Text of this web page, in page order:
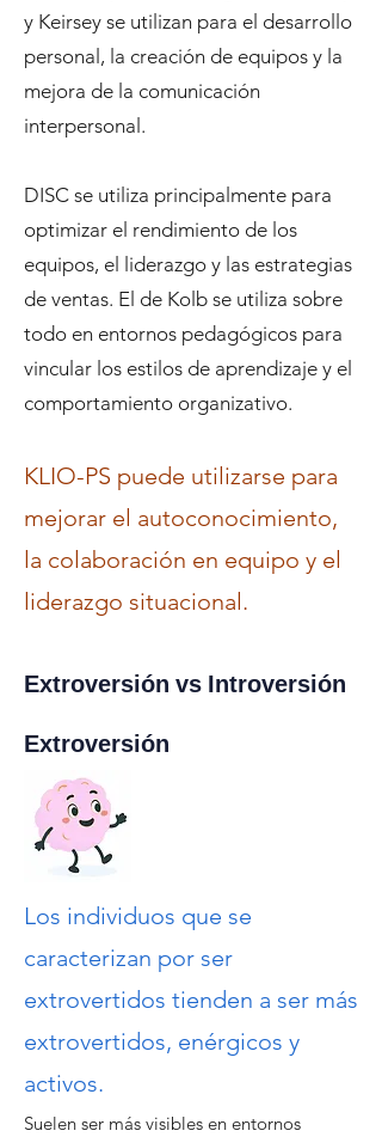
y Keirsey se utilizan para el desarrollo
personal, la creación de equipos y la
mejora de la comunicación
interpersonal.
DISC se utiliza principalmente para
optimizar el rendimiento de los
equipos, el liderazgo y las estrategias
de ventas. El de Kolb se utiliza sobre
todo en entornos pedagógicos para
vincular los estilos de aprendizaje y el
comportamiento organizativo.
KLIO-PS puede utilizarse para
mejorar el autoconocimiento,
la colaboración en equipo y el
liderazgo situacional.
Extroversión vs Introversión
Extroversión
Los individuos que se
caracterizan por ser
extrovertidos tienden a ser más
extrovertidos, enérgicos y
activos.
Suelen ser más visibles en entornos